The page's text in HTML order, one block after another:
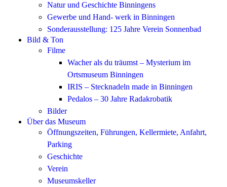
Natur und Geschichte Binningens
Gewerbe und Hand- werk in Binningen
Sonderausstellung: 125 Jahre Verein Sonnenbad
Bild & Ton
Filme
Wacher als du träumst – Mysterium im
Ortsmuseum Binningen
IRIS – Stecknadeln made in Binningen
Pedalos – 30 Jahre Radakrobatik
Bilder
Über das Museum
Öffnungszeiten, Führungen, Kellermiete, Anfahrt,
Parking
Geschichte
Verein
Museumskeller